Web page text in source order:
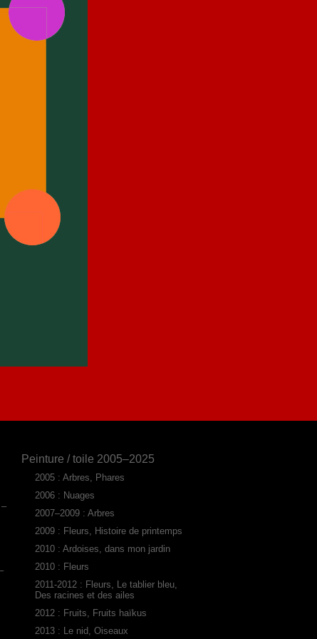
Peinture / toile 2005–2025
2005 : Arbres, Phares
2006 : Nuages
2007–2009 : Arbres
2009 : Fleurs, Histoire de printemps
2010 : Ardoises, dans mon jardin
2010 : Fleurs
2011-2012 : Fleurs, Le tablier bleu,
Des racines et des ailes
2012 : Fruits, Fruits haïkus
2013 : Le nid, Oiseaux